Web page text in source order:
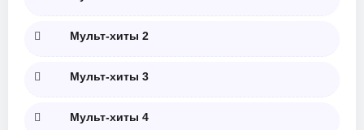
Мульт-хиты 2
Мульт-хиты 3
Мульт-хиты 4